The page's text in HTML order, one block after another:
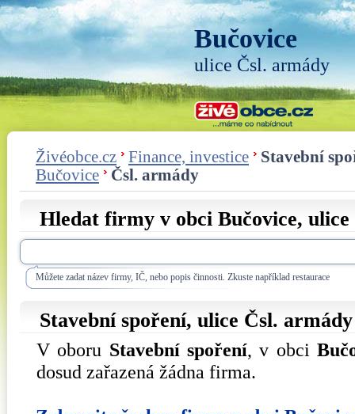
Bučovice
ulice Čsl. armády
Živéobce.cz Finance, investice
Stavební
Bučovice
Čsl. armády
Hledat firmy v obci Bučovice, ulice
Můžete zadat název firmy, IČ, nebo popis činnosti. Zkuste například restaurace
Stavební spoření, ulice Čsl. armády
V oboru Stavební spoření, v obci
dosud zařazená žádna firma.